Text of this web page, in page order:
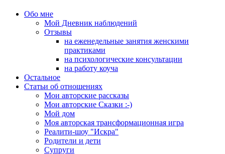
Обо мне
Мой Дневник наблюдений
Отзывы
на еженедельные занятия женскими
практиками
на психологические консультации
на работу коуча
Остальное
Статьи об отношениях
Мои авторские рассказы
Мои авторские Сказки :-)
Мой дом
Моя авторская трансформационная игра
Реалити-шоу "Искра"
Родители и дети
Супруги